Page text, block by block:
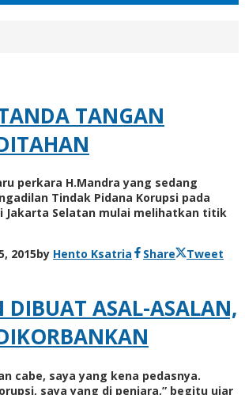
TANGAN
perkara H.Mandra yang sedang
Tindak Pidana Korupsi pada
Jakarta Selatan mulai melihatkan titik
2015by Hento Ksatria Share Tweet
DIBUAT ASAL-ASALAN,
cabe, saya yang kena pedasnya.
saya yang di penjara,” begitu ujar